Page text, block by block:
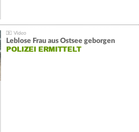
Leblose Frau aus Ostsee geborgen
POLIZEI ERMITTELT